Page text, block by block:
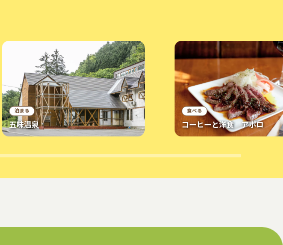
泊まる
五味温泉
食べる
コーヒーと洋食 アポロ